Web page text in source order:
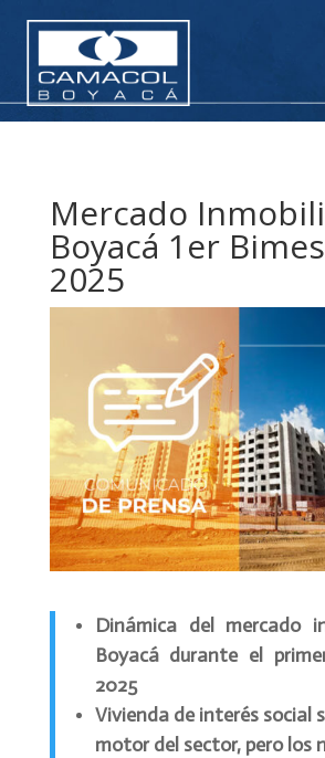
Mercado
Boyacá 1er
2025
Dinámica del mercado
Boyacá durante el
2025
Vivienda de interés social
motor del sector, pero los